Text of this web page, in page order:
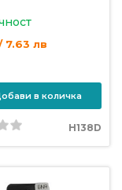
7.63 лв
в количка
H138D